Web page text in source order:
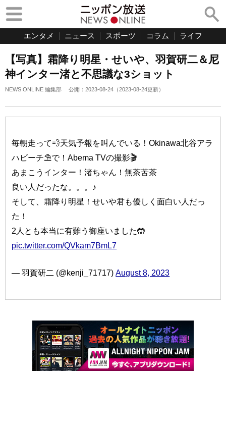
エンタメ ニュース スポーツ コラム ライフ
【写真】霜降り明星・せいや、羽賀研二＆尼
神インター渚と不思議な3ショット
NEWS ONLINE 編集部 公開： 2023-08-24 （2023-08-24更新）
毎朝走って💨天気予報を叫んでいる！Okinawa北谷アラ
ハビーチ⛱️で！Abema TVの撮影🎬
あまこうインター！渚ちゃん！無茶苦茶
良い人だったな。。。♪
そして、霜降り明星！せいや君も優しく面白い人だっ
た！
2人とも本当に有難う御座いました🤲
pic.twitter.com/QVkam7BmL7
— 羽賀研二 (@kenji_71717)August 8, 2023